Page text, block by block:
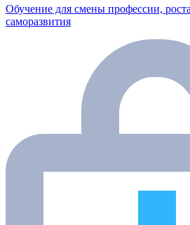
Обучение для смены профессии,
саморазвития